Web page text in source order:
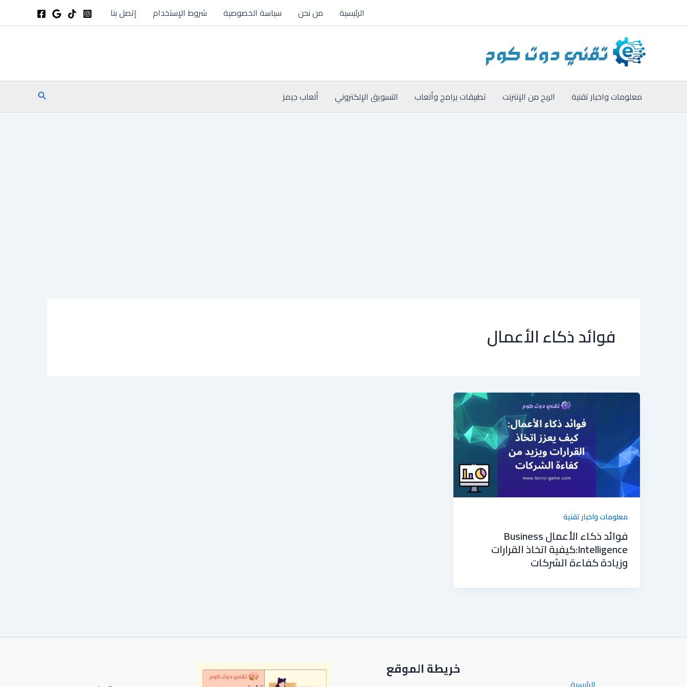
الرئيسية من نحن سياسة الخصوصية شروط الإستخدام إتصل بنا
معلومات واخبار تقنية الربح من الإنترنت تطبيقات برامج وألعاب التسويق الإلكتروني ألعاب جيمز البحث
فوائد ذكاء الأعمال
معلومات واخبار تقنية
فوائد ذكاء الأعمال Business
Intelligence:كيفية اتخاذ القرارات
وزيادة كفاءة الشركات
خريطة الموقع